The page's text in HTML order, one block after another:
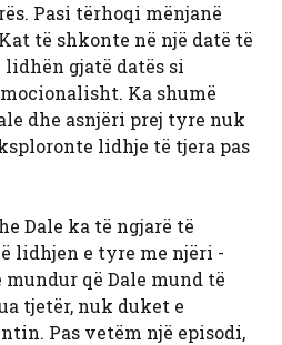
Pasi tërhoqi mënjanë
të shkonte në një datë të
lidhën gjatë datës si
Ka shumë
dhe asnjëri prej tyre nuk
lidhje të tjera pas
Dale ka të ngjarë të
lidhjen e tyre me njëri -
që Dale mund të
tjetër, nuk duket e
Pas vetëm një episodi,